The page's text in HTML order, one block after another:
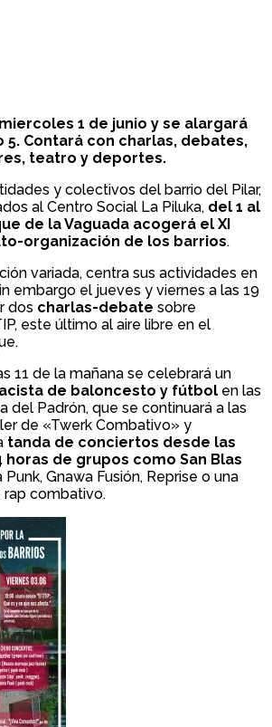
1 de junio y se alargará
5. Contará con charlas, debates,
teatro y deportes.
y colectivos del barrio del Pilar,
al Centro Social La Piluka, del 1 al
de la Vaguada acogerá el XI
organización de los barrios.
variada, centra sus actividades en
embargo el jueves y viernes a las 19
dos charlas-debate sobre
este último al aire libre en el
11 de la mañana se celebrará un
de baloncesto y fútbol en las
del Padrón, que se continuará a las
de «Twerk Combativo» y
tanda de conciertos desde las
horas de grupos como San Blas
Punk, Gnawa Fusión, Reprise o una
rap combativo.